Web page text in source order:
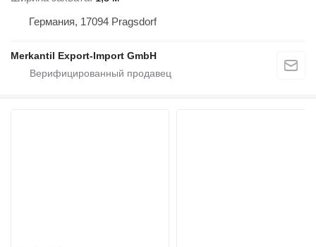
Германия, 17094 Pragsdorf
Merkantil Export-Import GmbH